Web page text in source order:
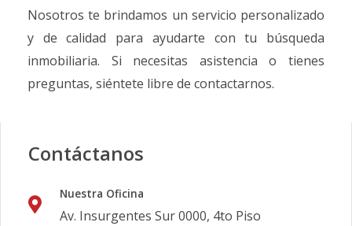
Nosotros te brindamos un servicio personalizado
y de calidad para ayudarte con tu búsqueda
inmobiliaria. Si necesitas asistencia o tienes
preguntas, siéntete libre de contactarnos.
Contáctanos
Nuestra Oficina
Av. Insurgentes Sur 0000, 4to Piso